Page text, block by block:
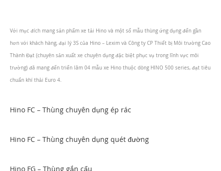
Với mục đích mang sản phẩm xe tải Hino và một số mẫu thùng ứng dụng đến gần
hơn với khách hàng, đại lý 3S của Hino – Lexim và Công ty CP Thiết bị Môi trường Cao
Thành Đạt (chuyên sản xuất xe chuyên dụng đặc biệt phục vụ trong lĩnh vực môi
trường) đã mang đến triển lãm 04 mẫu xe Hino thuộc dòng HINO 500 series, đạt tiêu
chuẩn khí thải Euro 4.
Hino FC – Thùng chuyên dụng ép rác
Hino FC – Thùng chuyên dụng quét đường
Hino FG – Thùng gắn cẩu